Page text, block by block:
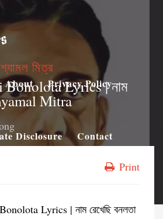
About Privacy Policy
Disclosure Contact
মিত্র
Bonolota Lyrics | নাম
Mitra
Print
Lyrics | নাম রেখেছি বনলতা